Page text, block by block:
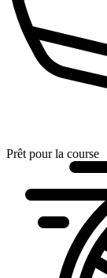
Prêt pour la course